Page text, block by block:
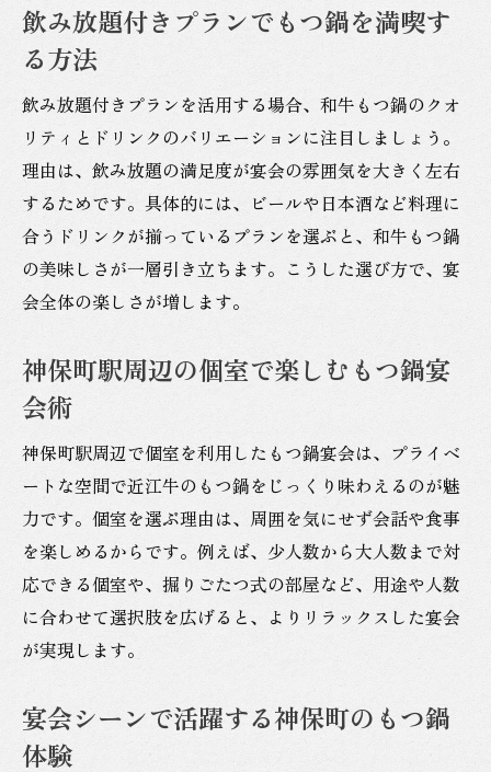
飲み放題付きプランでもつ鍋を満喫す
る方法
飲み放題付きプランを活用する場合、和牛もつ鍋のクオ
リティとドリンクのバリエーションに注目しましょう。
理由は、飲み放題の満足度が宴会の雰囲気を大きく左右
するためです。具体的には、ビールや日本酒など料理に
合うドリンクが揃っているプランを選ぶと、和牛もつ鍋
の美味しさが一層引き立ちます。こうした選び方で、宴
会全体の楽しさが増します。
神保町駅周辺の個室で楽しむもつ鍋宴
会術
神保町駅周辺で個室を利用したもつ鍋宴会は、プライベ
ートな空間で近江牛のもつ鍋をじっくり味わえるのが魅
力です。個室を選ぶ理由は、周囲を気にせず会話や食事
を楽しめるからです。例えば、少人数から大人数まで対
応できる個室や、掘りごたつ式の部屋など、用途や人数
に合わせて選択肢を広げると、よりリラックスした宴会
が実現します。
宴会シーンで活躍する神保町のもつ鍋
体験